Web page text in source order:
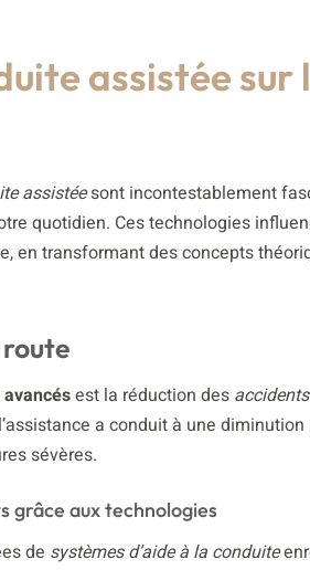
assistée sur
assistéesont incontestablement
quotidien. Ces technologies
en transformant des concepts
est la réduction des
a conduit à une
sévères.
grâce aux technologies
de systèmes d’aide à la conduite